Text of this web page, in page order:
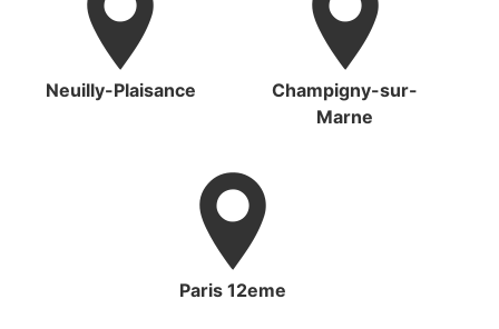
Neuilly-Plaisance
Champigny-sur-
Marne
Paris 12eme